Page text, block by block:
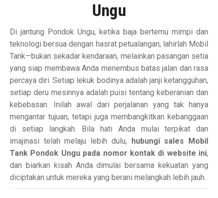
Ungu
Di jantung Pondok Ungu, ketika baja bertemu mimpi dan
teknologi bersua dengan hasrat petualangan, lahirlah Mobil
Tank—bukan sekadar kendaraan, melainkan pasangan setia
yang siap membawa Anda menembus batas jalan dan rasa
percaya diri. Setiap lekuk bodinya adalah janji ketangguhan,
setiap deru mesinnya adalah puisi tentang keberanian dan
kebebasan. Inilah awal dari perjalanan yang tak hanya
mengantar tujuan, tetapi juga membangkitkan kebanggaan
di setiap langkah. Bila hati Anda mulai terpikat dan
imajinasi telah melaju lebih dulu,
hubungi sales Mobil
Tank Pondok Ungu pada nomor kontak di website ini,
dan biarkan kisah Anda dimulai bersama kekuatan yang
diciptakan untuk mereka yang berani melangkah lebih jauh.